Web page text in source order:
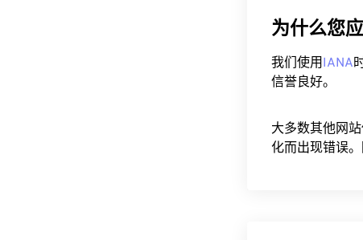
为什么您
我们使用IANA
信誉良好。
大多数其他网
化而出现错误